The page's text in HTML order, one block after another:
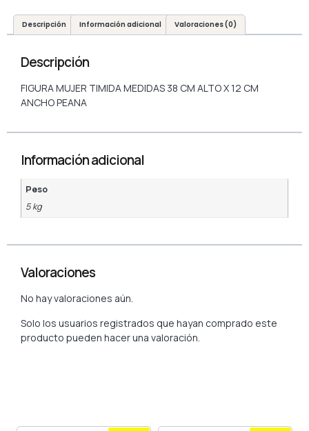
Descripción Información adicional Valoraciones (0)
Descripción
FIGURA MUJER TIMIDA MEDIDAS 38 CM ALTO X 12 CM
ANCHO PEANA
Información adicional
Peso
5 kg
Valoraciones
No hay valoraciones aún.
Solo los usuarios registrados que hayan comprado este
producto pueden hacer una valoración.